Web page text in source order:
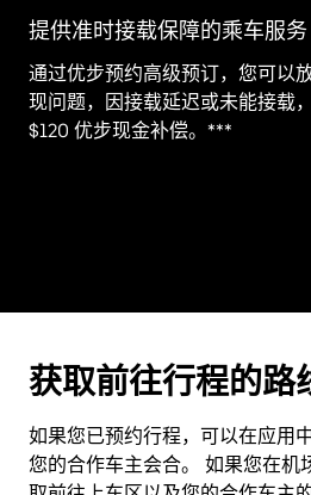
提供准时接载保障的乘车服务
通过优步预约高级预订，您可以
现问题，因接载延迟或未能接载
$120 优步现金补偿。***
获取前往行程的路
如果您已预约行程，可以在应用
您的合作车主会合。 如果您在机